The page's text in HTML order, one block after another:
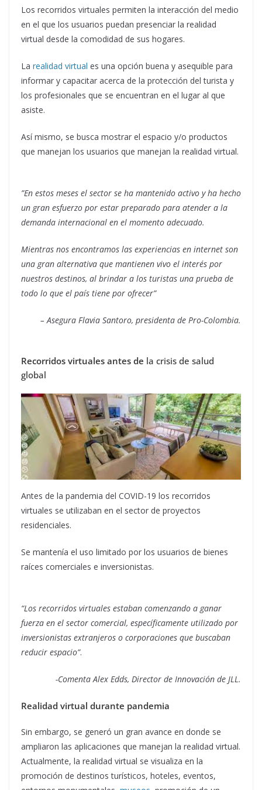
Los recorridos virtuales permiten la interacción del medio
en el que los usuarios puedan presenciar la realidad
virtual desde la comodidad de sus hogares.
La realidad virtual es una opción buena y asequible para
informar y capacitar acerca de la protección del turista y
los profesionales que se encuentran en el lugar al que
asiste.
Así mismo, se busca mostrar el espacio y/o productos
que manejan los usuarios que manejan la realidad virtual.
”En estos meses el sector se ha mantenido activo y ha hecho
un gran esfuerzo por estar preparado para atender a la
demanda internacional en el momento adecuado.
Mientras nos encontramos las experiencias en internet son
una gran alternativa que mantienen vivo el interés por
nuestros destinos, al brindar a los turistas una prueba de
todo lo que el país tiene por ofrecer”
– Asegura Flavia Santoro, presidenta de Pro-Colombia.
Recorridos virtuales antes de la crisis de salud
global
Antes de la pandemia del COVID-19 los recorridos
virtuales se utilizaban en el sector de proyectos
residenciales.
Se mantenía el uso limitado por los usuarios de bienes
raíces comerciales e inversionistas.
“Los recorridos virtuales estaban comenzando a ganar
fuerza en el sector comercial, específicamente utilizado por
inversionistas extranjeros o corporaciones que buscaban
reducir espacio”.
-Comenta Alex Edds, Director de Innovación de JLL.
Realidad virtual durante pandemia
Sin embargo, se generó un gran avance en donde se
ampliaron las aplicaciones que manejan la realidad virtual.
Actualmente, la realidad virtual se visualiza en la
promoción de destinos turísticos, hoteles, eventos,